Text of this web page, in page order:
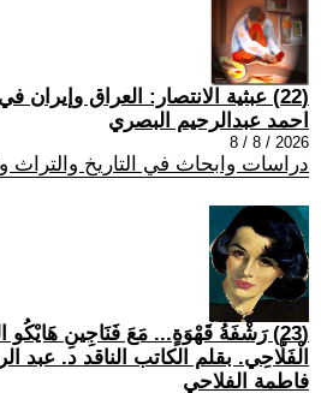
(22) عبثية الانتصار: العراق وإيران في ذكرى 8/8
احمد عبدالرحيم البصري
2026 / 8 / 8
دراسات وابحاث في التاريخ والتراث
(23) رَشْفَةُ قَهْوَةٍ... مَعَ فَنَاجِينِ
الْفَلَّاحِي. بقلم الكاتب الناقد د. عبد
فاطمة الفلاحي